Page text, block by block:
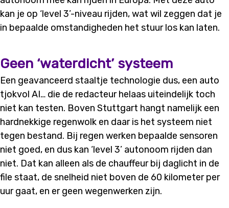
kan je op ‘level 3’-niveau rijden, wat wil zeggen dat je
in bepaalde omstandigheden het stuur los kan laten.
Geen ‘waterdicht’ systeem
Een geavanceerd staaltje technologie dus, een auto
tjokvol AI… die de redacteur helaas uiteindelijk toch
niet kan testen. Boven Stuttgart hangt namelijk een
hardnekkige regenwolk en daar is het systeem niet
tegen bestand. Bij regen werken bepaalde sensoren
niet goed, en dus kan ‘level 3’ autonoom rijden dan
niet. Dat kan alleen als de chauffeur bij daglicht in de
file staat, de snelheid niet boven de 60 kilometer per
uur gaat, en er geen wegenwerken zijn.